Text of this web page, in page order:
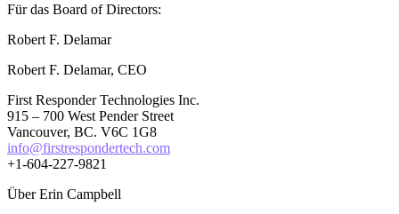
Für das Board of Directors:
Robert F. Delamar
Robert F. Delamar, CEO
First Responder Technologies Inc.
915 – 700 West Pender Street
Vancouver, BC. V6C 1G8
info@firstrespondertech.com
+1-604-227-9821
Über Erin Campbell